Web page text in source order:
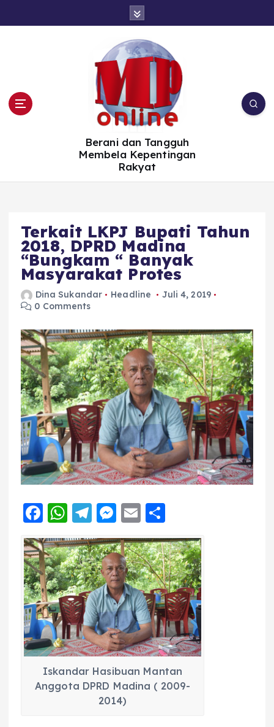
Berani dan Tangguh
Membela Kepentingan
Rakyat
Terkait LKPJ Bupati Tahun
2018, DPRD Madina
“Bungkam “ Banyak
Masyarakat Protes
Dina Sukandar Headline
Juli 4, 2019
0 Comments
F
a
c
e
b
o
o
k
W
h
a
ts
A
p
p
T
el
e
g
r
a
m
M
e
ss
e
n
g
er
E
m
ai
l
h
a
re
Iskandar Hasibuan Mantan
Anggota DPRD Madina ( 2009-
2014)